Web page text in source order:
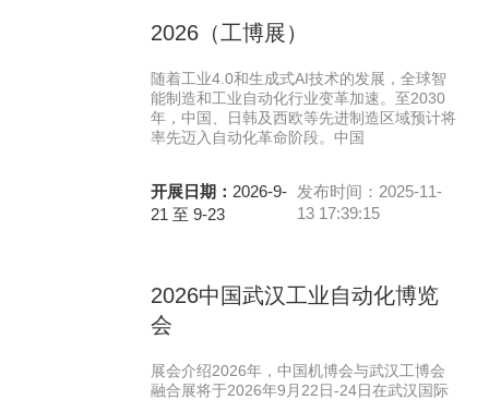
2026（工博展）
随着工业4.0和生成式AI技术的发展，全球智
能制造和工业自动化行业变革加速。至2030
年，中国、日韩及西欧等先进制造区域预计将
率先迈入自动化革命阶段。中国
开展日期： 2026-9-
21 至 9-23
发布时间：2025-11-
13 17:39:15
2026中国武汉工业自动化博览
会
展会介绍2026年，中国机博会与武汉工博会
融合展将于2026年9月22日-24日在武汉国际